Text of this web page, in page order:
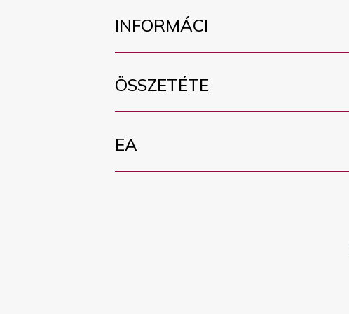
INFORMÁCI
ÖSSZETÉTE
EA